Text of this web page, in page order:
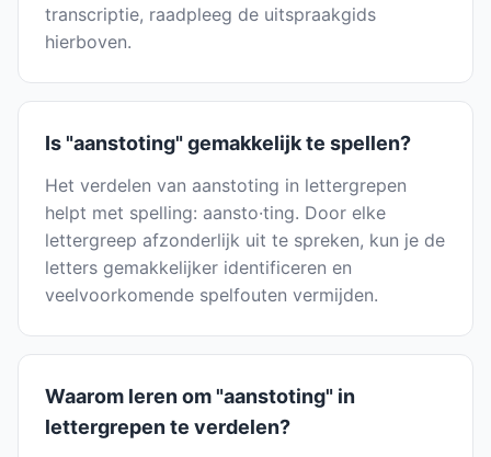
transcriptie, raadpleeg de uitspraakgids
hierboven.
Is "aanstoting" gemakkelijk te spellen?
Het verdelen van aanstoting in lettergrepen
helpt met spelling: aansto·ting. Door elke
lettergreep afzonderlijk uit te spreken, kun je de
letters gemakkelijker identificeren en
veelvoorkomende spelfouten vermijden.
Waarom leren om "aanstoting" in
lettergrepen te verdelen?